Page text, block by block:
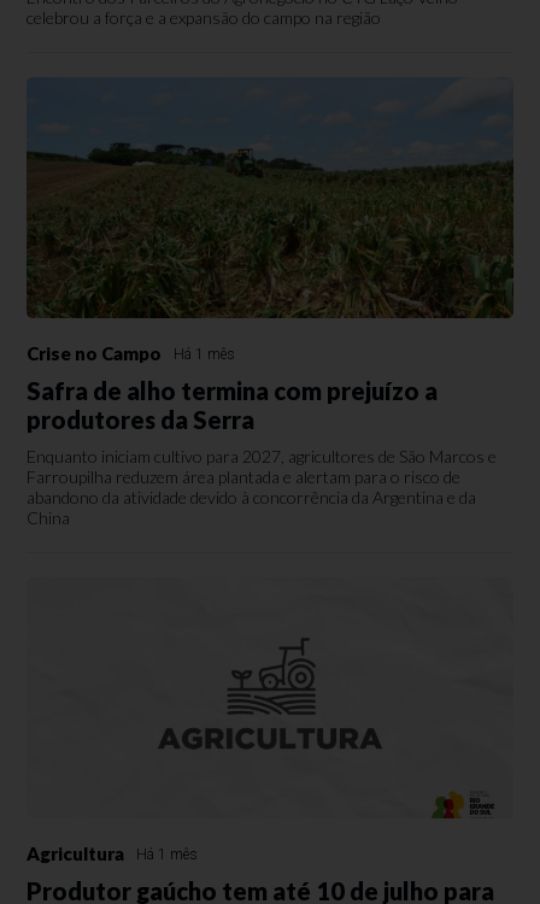
celebrou a força e a expansão do campo na região
Crise no Campo Há 1 mês
Safra de alho termina com prejuízo a
produtores da Serra
Enquanto iniciam cultivo para 2027, agricultores de São Marcos e
Farroupilha reduzem área plantada e alertam para o risco de
abandono da atividade devido à concorrência da Argentina e da
China
Agricultura Há 1 mês
Produtor gaúcho tem até 10 de julho para